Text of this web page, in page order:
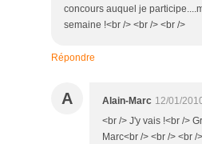
concours auquel je
semaine !<br /> <br /> <br />
Répondre
A Alain-Marc 12/01/
<br /> J'y vais !<br />
Marc<br /> <br /> <br />